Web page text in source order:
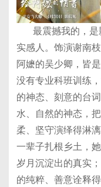
最震撼我的，是
实感人。饰演谢南
阿嬷的吴少卿，皆
没有专业科班训练
的神态、刻意的台
水、自然的神态，
柔、坚守演绎得淋
一辈子扎根乡土，
岁月沉淀出的真实
的纯粹、善意诠释